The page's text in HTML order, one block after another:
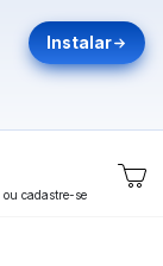
Instalar
ou cadastre-se